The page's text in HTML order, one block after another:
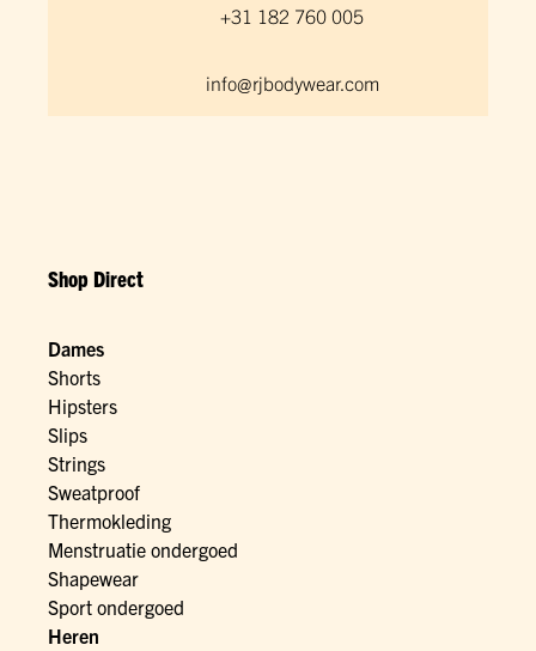
+31 182 760 005
info@rjbodywear.com
Shop Direct
Dames
Shorts
Hipsters
Slips
Strings
Sweatproof
Thermokleding
Menstruatie ondergoed
Shapewear
Sport ondergoed
Heren